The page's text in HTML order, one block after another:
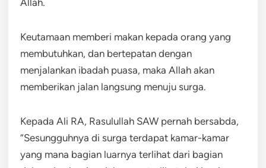
Keutamaan memberi makan kepada orang yang
membutuhkan, dan bertepatan dengan
menjalankan ibadah puasa, maka Allah akan
memberikan jalan langsung menuju surga.
Kepada Ali RA, Rasulullah SAW pernah bersabda,
“Sesungguhnya di surga terdapat kamar-kamar
yang mana bagian luarnya terlihat dari bagian